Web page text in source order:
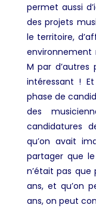
permet aussi
des projets
le territoire,
environnement
M par d’autres
intéressant !
phase de
des
candidatures
qu’on avait
partager que
n’était pas
ans, et qu’on
ans, on peut